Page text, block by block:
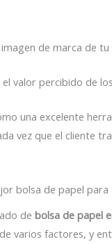
de marca de tu
el valor percibido de
una excelente
vez que el cliente
bolsa de papel
debolsa de papel
varios factores, y